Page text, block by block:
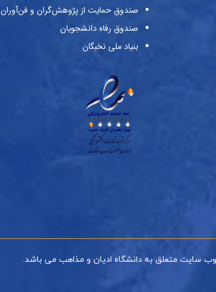
صندوق حمایت از پژوهش‌گران و فن‌آوران
صندوق رفاه دانشجویان
بنیاد ملی نخبگان
سایت متعلق به دانشگاه ادیان و مذاهب می باشد.